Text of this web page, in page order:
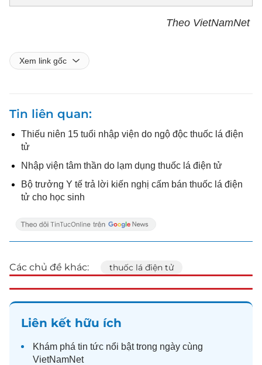
Theo VietNamNet
Xem link gốc
Tin liên quan
Thiếu niên 15 tuổi nhập viện do ngộ độc thuốc lá điện
tử
Nhập viện tâm thần do lạm dụng thuốc lá điện tử
Bộ trưởng Y tế trả lời kiến nghị cấm bán thuốc lá điện
tử cho học sinh
Các chủ đề khác: thuốc lá điện tử
Liên kết hữu ích
Khám phá tin tức nổi bật trong ngày cùng
VietNamNet